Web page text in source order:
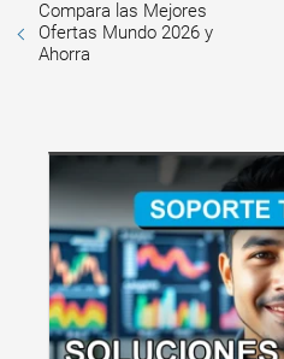
Compara las Mejores
Ofertas Mundo 2026 y
Ahorra